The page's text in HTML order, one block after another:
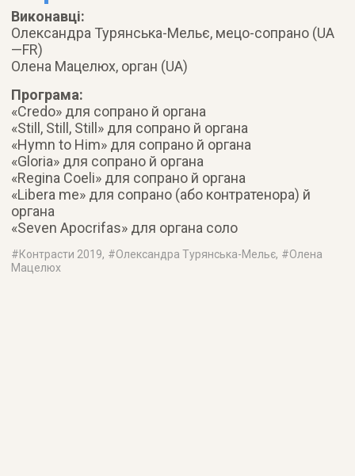
Виконавці:
Олександра Турянська-Мельє, мецо-сопрано (UA
—FR)
Олена Мацелюх, орган (UA)
Програма:
«Credo» для сопрано й органа
«Still, Still, Still» для сопрано й органа
«Hymn to Him» для сопрано й органа
«Gloria» для сопрано й органа
«Regina Coeli» для сопрано й органа
«Libera me» для сопрано (або контратенора) й
органа
«Seven Apocrifas» для органа соло
#Контрасти 2019, #Олександра Турянська-Мельє, #Олена
Мацелюх